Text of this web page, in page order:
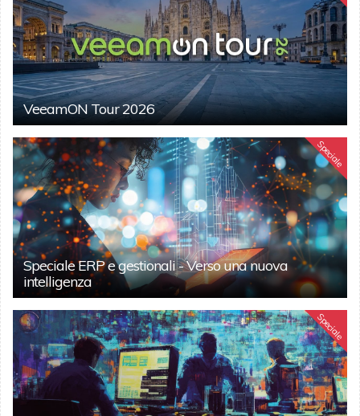
VeeamON Tour 2026
Speciale
Speciale ERP e gestionali - Verso una nuova
intelligenza
Speciale